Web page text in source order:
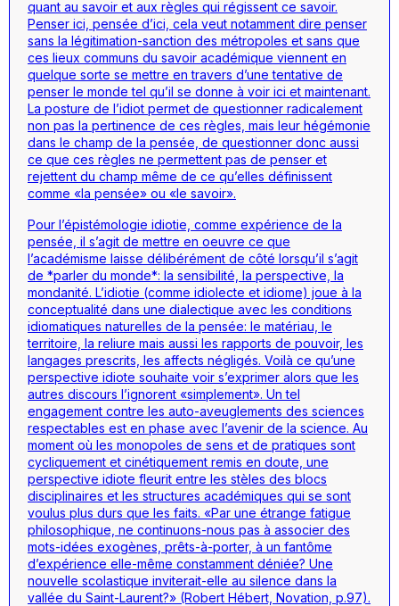
quant au savoir et aux règles qui régissent ce savoir.
Penser ici, pensée d’ici, cela veut notamment dire penser
sans la légitimation-sanction des métropoles et sans que
ces lieux communs du savoir académique viennent en
quelque sorte se mettre en travers d’une tentative de
penser le monde tel qu’il se donne à voir ici et maintenant.
La posture de l’idiot permet de questionner radicalement
non pas la pertinence de ces règles, mais leur hégémonie
dans le champ de la pensée, de questionner donc aussi
ce que ces règles ne permettent pas de penser et
rejettent du champ même de ce qu’elles définissent
comme «la pensée» ou «le savoir».
Pour l’épistémologie idiotie, comme expérience de la
pensée, il s’agit de mettre en oeuvre ce que
l’académisme laisse délibérément de côté lorsqu’il s’agit
de *parler du monde*: la sensibilité, la perspective, la
mondanité. L’idiotie (comme idiolecte et idiome) joue à la
conceptualité dans une dialectique avec les conditions
idiomatiques naturelles de la pensée: le matériau, le
territoire, la reliure mais aussi les rapports de pouvoir, les
langages prescrits, les affects négligés. Voilà ce qu’une
perspective idiote souhaite voir s’exprimer alors que les
autres discours l’ignorent «simplement». Un tel
engagement contre les auto-aveuglements des sciences
respectables est en phase avec l’avenir de la science. Au
moment où les monopoles de sens et de pratiques sont
cycliquement et cinétiquement remis en doute, une
perspective idiote fleurit entre les stèles des blocs
disciplinaires et les structures académiques qui se sont
voulus plus durs que les faits. «Par une étrange fatigue
philosophique, ne continuons-nous pas à associer des
mots-idées exogènes, prêts-à-porter, à un fantôme
d’expérience elle-même constamment déniée? Une
nouvelle scolastique inviterait-elle au silence dans la
vallée du Saint-Laurent?» (Robert Hébert, Novation, p.97).